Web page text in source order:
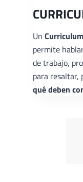
Un
permite
de trabajo,
para resaltar,
qué deben